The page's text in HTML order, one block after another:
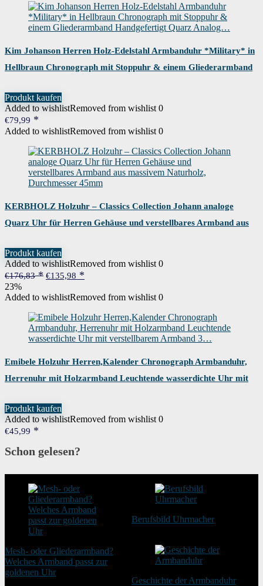
Kim Johanson Herren Holz-Edelstahl Armbanduhr *Military* in
Hellbraun Chronograph mit Stoppuhr & einem Gliederarmband
Produkt kaufen
Added to wishlistRemoved from wishlist 0
€79,99
Added to wishlistRemoved from wishlist 0
KERBHOLZ Holzuhr – Classics Collection Johann analoge
Quarz Uhr für Herren Gehäuse und verstellbares Armband aus
Produkt kaufen
Added to wishlistRemoved from wishlist 0
€176,83
Ursprünglicher
war:
€176,83
€135,98
€135,98.
23%
Added to wishlistRemoved from wishlist 0
Emibele Holzuhr Herren,Kalender Chronograph Armbanduhr,
Herrenuhr mit Holzarmband Leuchtende wasserdichte Uhr mit
Produkt kaufen
Added to wishlistRemoved from wishlist 0
€45,99
Schon gelesen?
Mesh- oder Gliederarmband?
Welches Armband passt zur
goldenen Uhr
Berufsbild Uhrmacher
Geschichte der Armbanduhr